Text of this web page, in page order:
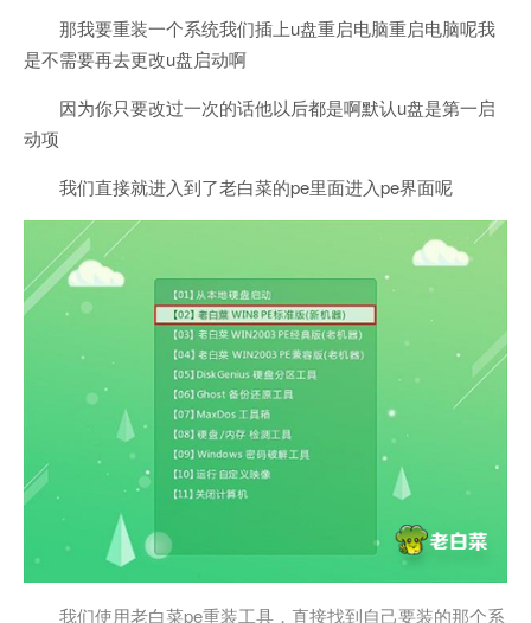
那我要重装一个系统我们插上u盘重启电脑重启电脑呢我
是不需要再去更改u盘启动啊
因为你只要改过一次的话他以后都是啊默认u盘是第一启
动项
我们直接就进入到了老白菜的pe里面进入pe界面呢
我们使用老白菜pe重装工具，直接找到自己要装的那个系